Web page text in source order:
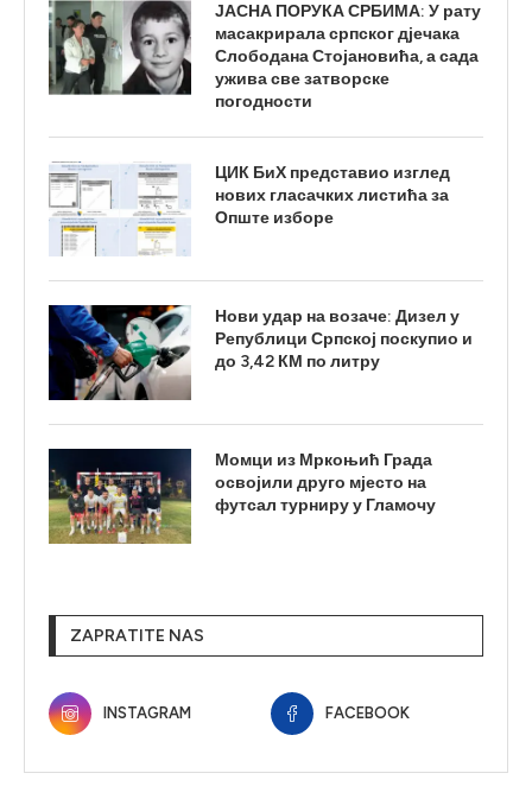
ЈАСНА ПОРУКА СРБИМА: У рату
масакрирала српског дјечака
Слободана Стојановића, а сада
ужива све затворске
погодности
ЦИК БиХ представио изглед
нових гласачких листића за
Опште изборе
Нови удар на возаче: Дизел у
Републици Српској поскупио и
до 3,42 КМ по литру
Момци из Мркоњић Града
освојили друго мјесто на
футсал турниру у Гламочу
ZAPRATITE NAS
INSTAGRAM FACEBOOK